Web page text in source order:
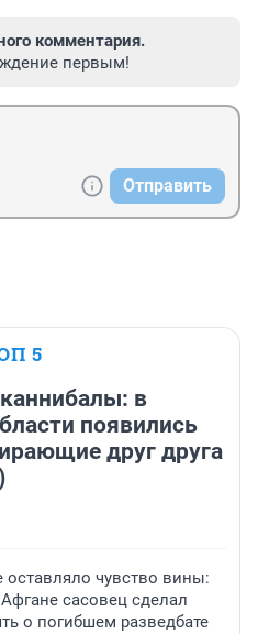
комментария.
первым!
Отправить
5
в
появились
друг друга
чувство вины:
сасовец сделал
о погибшем разведбате